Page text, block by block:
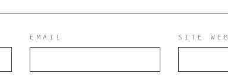
EMAIL SITE WEB